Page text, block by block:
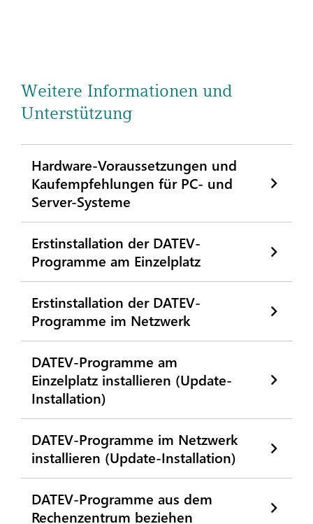
Weitere Informationen und
Unterstützung
Hardware-Voraussetzungen und
Kaufempfehlungen für PC- und
Server-Systeme
Erstinstallation der DATEV-
Programme am Einzelplatz
Erstinstallation der DATEV-
Programme im Netzwerk
DATEV-Programme am
Einzelplatz installieren (Update-
Installation)
DATEV-Programme im Netzwerk
installieren (Update-Installation)
DATEV-Programme aus dem
Rechenzentrum beziehen